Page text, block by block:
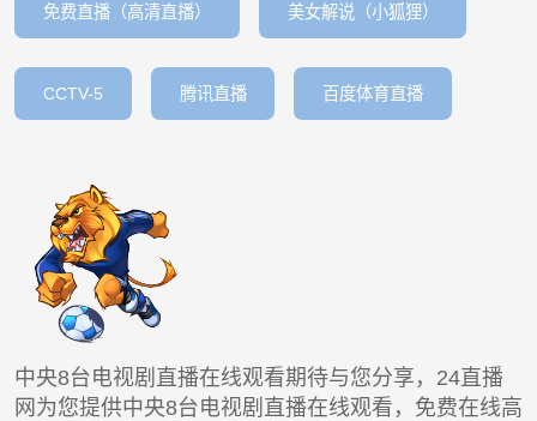
免费直播（高清直播） 美女解说（小狐狸）
CCTV-5 腾讯直播 百度体育直播
中央8台电视剧直播在线观看期待与您分享，24直播
网为您提供中央8台电视剧直播在线观看，免费在线高